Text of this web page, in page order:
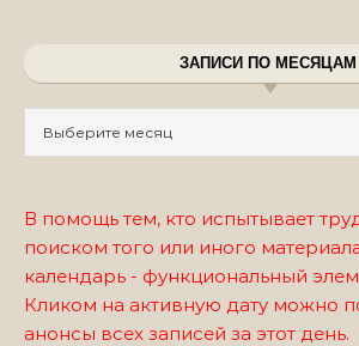
ЗАПИСИ ПО МЕСЯЦАМ
В помощь тем, кто испытывает
поиском того или иного
календарь - функциональный
Кликом на активную дату можно
анонсы всех записей за этот день.